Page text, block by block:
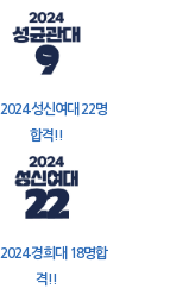
2024 성신여대 22명
합격!!
2024 경희대 18명합
격!!